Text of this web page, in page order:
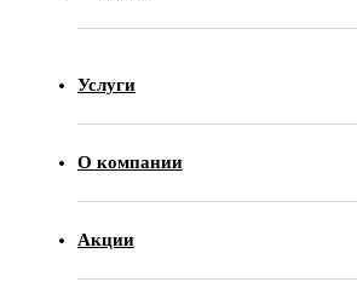
Услуги
О компании
Акции